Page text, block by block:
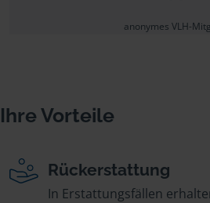
anonymes VLH-
Ihre Vorteile
Rückerstattung
In Erstattungsfällen